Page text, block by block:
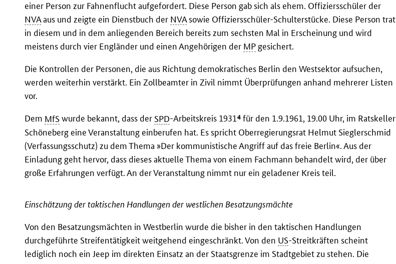
einer Person zur Fahnenflucht aufgefordert. Diese Person gab sich als ehem. Offiziersschüler der
NVAaus und zeigte ein Dienstbuch der NVAsowie Offiziersschüler-Schulterstücke. Diese Person trat
in diesem und in dem anliegenden Bereich bereits zum sechsten Mal in Erscheinung und wird
meistens durch vier Engländer und einen Angehörigen der MP gesichert.
Die Kontrollen der Personen, die aus Richtung demokratisches Berlin den Westsektor aufsuchen,
werden weiterhin verstärkt. Ein Zollbeamter in Zivil nimmt Überprüfungen anhand mehrerer Listen
vor.
Dem MfSwurde bekannt, dass der SPD-Arbeitskreis 19314 für den 1.9.1961, 19.00 Uhr, im Ratskeller
Schöneberg eine Veranstaltung einberufen hat. Es spricht Oberregierungsrat Helmut Sieglerschmid
(Verfassungsschutz) zu dem Thema »Der kommunistische Angriff auf das freie Berlin«. Aus der
Einladung geht hervor, dass dieses aktuelle Thema von einem Fachmann behandelt wird, der über
große Erfahrungen verfügt. An der Veranstaltung nimmt nur ein geladener Kreis teil.
Einschätzung der taktischen Handlungen der westlichen Besatzungsmächte
Von den Besatzungsmächten in Westberlin wurde die bisher in den taktischen Handlungen
durchgeführte Streifentätigkeit weitgehend eingeschränkt. Von den US-Streitkräften scheint
lediglich noch ein Jeep im direkten Einsatz an der Staatsgrenze im Stadtgebiet zu stehen. Die